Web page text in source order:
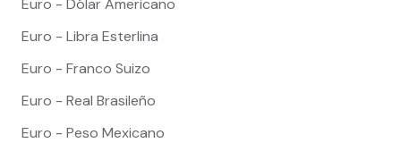
Euro - Dólar Americano
Euro - Libra Esterlina
Euro - Franco Suizo
Euro - Real Brasileño
Euro - Peso Mexicano